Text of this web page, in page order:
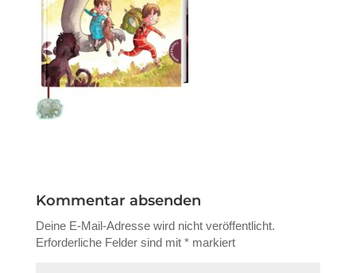
Kommentar absenden
Deine E-Mail-Adresse wird nicht veröffentlicht.
Erforderliche Felder sind mit *markiert